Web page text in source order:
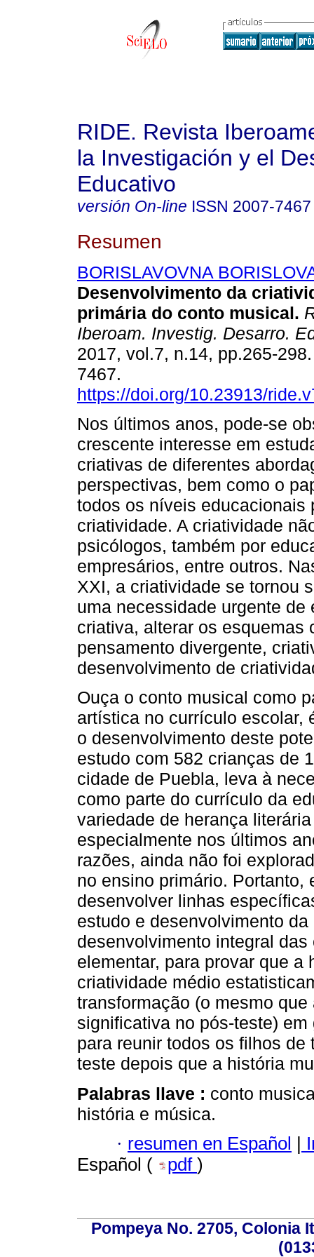
RIDE. Revista
la Investigación y el
Educativo
versión On-line ISSN 2007-7467
Resumen
BORISLAVOVNA
Desenvolvimento da
primária do conto musical.
Iberoam. Investig. Desarro.
2017, vol.7, n.14, pp.265-
7467.
https://doi.org/10.23913/
Nos últimos anos, pode-se
crescente interesse em
criativas de diferentes
perspectivas, bem como o
todos os níveis educacionais
criatividade. A criatividade
psicólogos, também por
empresários, entre outros.
XXI, a criatividade se tornou
uma necessidade urgente
criativa, alterar os esquemas
pensamento divergente,
desenvolvimento de
Ouça o conto musical como
artística no currículo escolar,
o desenvolvimento deste
estudo com 582 crianças de
cidade de Puebla, leva à
como parte do currículo da
variedade de herança
especialmente nos últimos
razões, ainda não foi
no ensino primário.
desenvolver linhas
estudo e desenvolvimento
desenvolvimento integral
elementar, para provar que
criatividade médio
transformação (o mesmo
significativa no pós-teste)
para reunir todos os filhos
teste depois que a história
Palabras llave : conto
história e música.
· resumen en Español
Español (
pdf )
Pompeya No. 2705, Colonia